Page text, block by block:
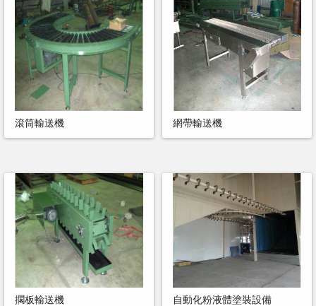
滾筒輸送機 網帶輸送機
擱板輸送機 自動化粉液體塗裝設備